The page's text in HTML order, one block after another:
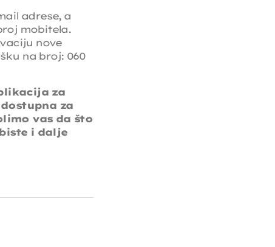
adrese, a
mobitela.
nove
na broj: 060
za
za
vas da što
i dalje